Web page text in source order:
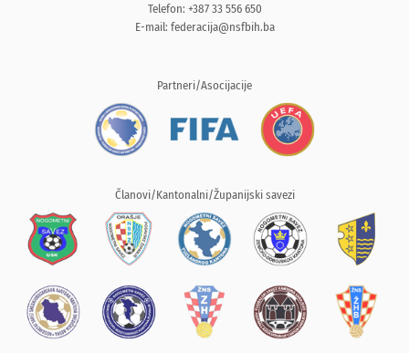
Telefon: +387 33 556 650
E-mail: federacija@nsfbih.ba
Partneri/Asocijacije
Članovi/Kantonalni/Županijski savezi